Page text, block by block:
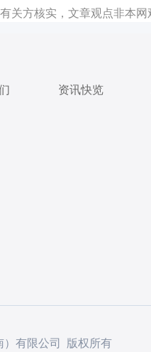
方核实，文章观点非本网
资讯快览
）有限公司 版权所有